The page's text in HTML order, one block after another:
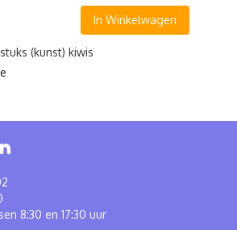
In Winkelwagen
(kunst) kiwis
8:30 en 17:30 uur